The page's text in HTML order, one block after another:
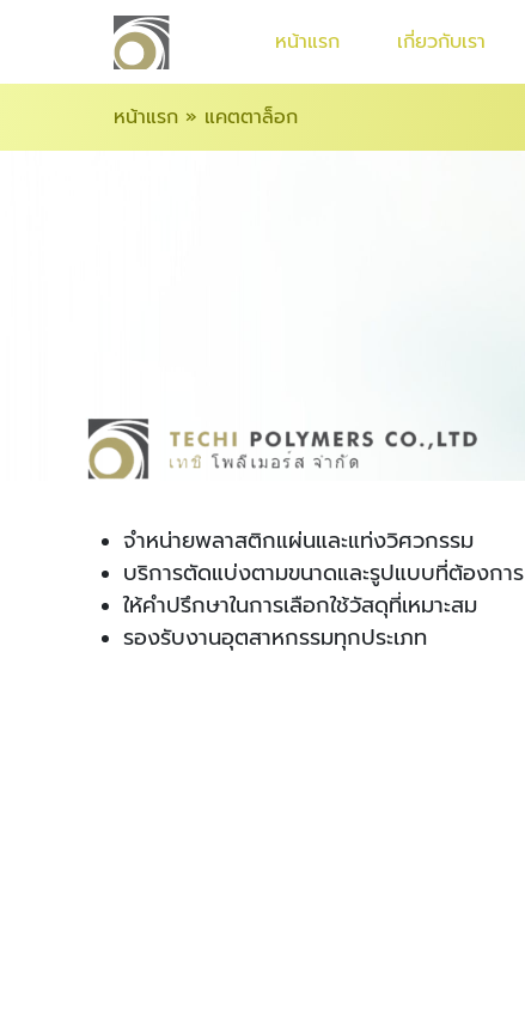
หน้าแรก เกี่ยวกับเรา
หน้าแรก » แคตตาล็อก
จำหน่ายพลาสติกแผ่นและแท่งวิศวกรรม
บริการตัดแบ่งตามขนาดและรูปแบบที่ต้องการ
ให้คำปรึกษาในการเลือกใช้วัสดุที่เหมาะสม
รองรับงานอุตสาหกรรมทุกประเภท